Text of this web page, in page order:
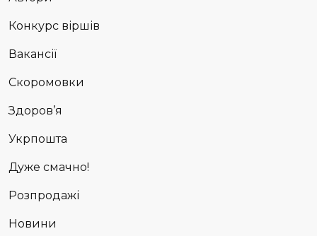
Конкурс віршів
Вакансії
Скоромовки
Здоров’я
Укрпошта
Дуже смачно!
Розпродажі
Новини